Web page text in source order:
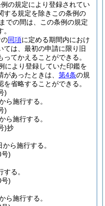
の規定により登録されてい
する規定を除きこの条例の
での間は、この条例の規定
同項に定める期間内におけ
ては、最初の申請に限り旧
てかえることができる。
により登録していた印鑑を
あったときは、 第4条の規
省略することができる。
)
ら施行する。
)
ら施行する。
)抄
ら施行する。
)
る。
)
ら施行する。